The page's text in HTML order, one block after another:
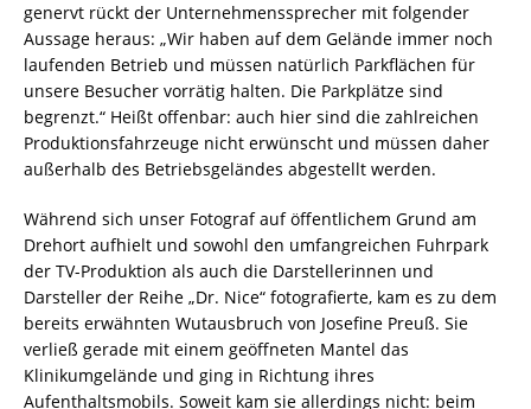
genervt rückt der Unternehmenssprecher mit folgender
Aussage heraus: „Wir haben auf dem Gelände immer noch
laufenden Betrieb und müssen natürlich Parkflächen für
unsere Besucher vorrätig halten. Die Parkplätze sind
begrenzt.“ Heißt offenbar: auch hier sind die zahlreichen
Produktionsfahrzeuge nicht erwünscht und müssen daher
außerhalb des Betriebsgeländes abgestellt werden.
Während sich unser Fotograf auf öffentlichem Grund am
Drehort aufhielt und sowohl den umfangreichen Fuhrpark
der TV-Produktion als auch die Darstellerinnen und
Darsteller der Reihe „Dr. Nice“ fotografierte, kam es zu dem
bereits erwähnten Wutausbruch von Josefine Preuß. Sie
verließ gerade mit einem geöffneten Mantel das
Klinikumgelände und ging in Richtung ihres
Aufenthaltsmobils. Soweit kam sie allerdings nicht: beim